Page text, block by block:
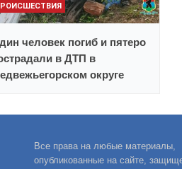
человек погиб и пятеро
в ДТП в
округе
Все права на любые материалы,
опубликованные на сайте,